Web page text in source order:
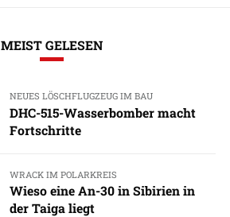
MEIST GELESEN
NEUES LÖSCHFLUGZEUG IM BAU
DHC-515-Wasserbomber macht
Fortschritte
WRACK IM POLARKREIS
Wieso eine An-30 in Sibirien in
der Taiga liegt